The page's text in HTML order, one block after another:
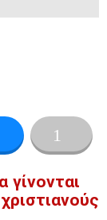
γίνονται